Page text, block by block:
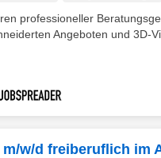
professioneller
Angeboten und 3D-
m/w/d freiberuflich im